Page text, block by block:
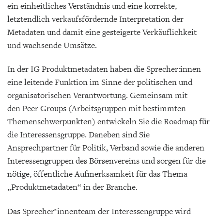
ein einheitliches Verständnis und eine korrekte,
letztendlich verkaufsfördernde Interpretation der
Metadaten und damit eine gesteigerte Verkäuflichkeit
und wachsende Umsätze.
In der IG Produktmetadaten haben die Sprecher:innen
eine leitende Funktion im Sinne der politischen und
organisatorischen Verantwortung. Gemeinsam mit
den Peer Groups (Arbeitsgruppen mit bestimmten
Themenschwerpunkten) entwickeln Sie die Roadmap für
die Interessensgruppe. Daneben sind Sie
Ansprechpartner für Politik, Verband sowie die anderen
Interessengruppen des Börsenvereins und sorgen für die
nötige, öffentliche Aufmerksamkeit für das Thema
„Produktmetadaten“ in der Branche.
Das Sprecher*innenteam der Interessengruppe wird